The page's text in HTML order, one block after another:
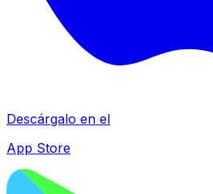
Descárgalo en el
App Store